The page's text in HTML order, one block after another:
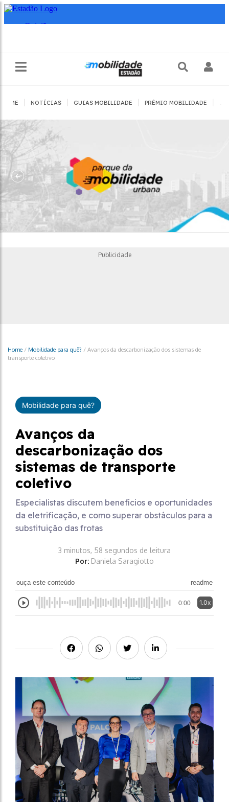
HOME NOTÍCIAS GUIAS MOBILIDADE PRÊMIO MOBILIDADE
Publicidade
Home / Mobilidade para quê? / Avanços da descarbonização dos sistemas de
transporte coletivo
Mobilidade para quê?
Avanços da
descarbonização dos
sistemas de transporte
coletivo
Especialistas discutem benefícios e oportunidades
da eletrificação, e como superar obstáculos para a
substituição das frotas
3 minutos, 58 segundos de leitura
Por: Daniela Saragiotto
ouça este conteúdo readme
0:00 1.0x